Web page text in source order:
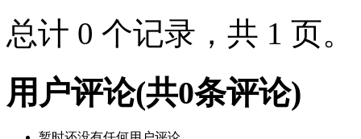
总计 0 个记录，共 1 页。
用户评论(共0条评论)